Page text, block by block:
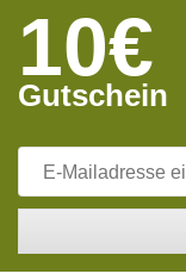
10€
Gutschein